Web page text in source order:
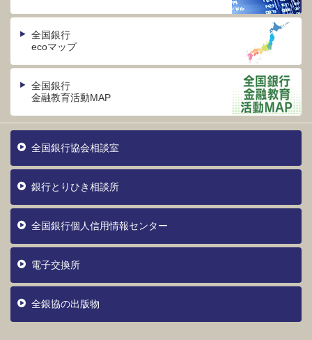
全国銀行
ecoマップ
全国銀行
金融教育活動MAP
全国銀行協会相談室
銀行とりひき相談所
全国銀行個人信用情報センター
電子交換所
全銀協の出版物